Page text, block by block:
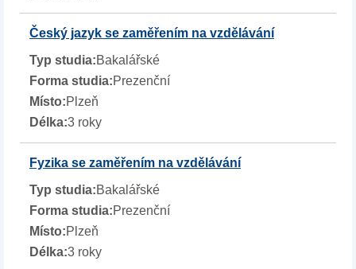
Český jazyk se zaměřením na vzdělávání
Bakalářské
Prezenční
Plzeň
3 roky
Fyzika se zaměřením na vzdělávání
Bakalářské
Prezenční
Plzeň
3 roky